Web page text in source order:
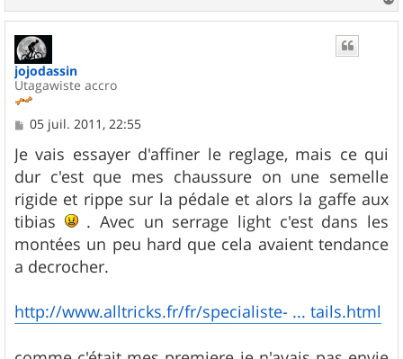
a
u
jojodassin
Utagawiste accro
M
s
s
a
g
e
05 juil. 2011, 22:55
Je vais essayer d'affiner le reglage, mais ce qui
dur c'est que mes chaussure on une semelle
rigide et rippe sur la pédale et alors la gaffe aux
tibias
. Avec un serrage light c'est dans les
montées un peu hard que cela avaient tendance
a decrocher.
http://www.alltricks.fr/fr/specialiste- ... tails.html